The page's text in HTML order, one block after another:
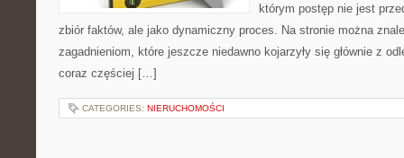
którym postęp nie jest
zbiór faktów, ale jako dynamiczny proces. Na stronie można
zagadnieniom, które jeszcze niedawno kojarzyły się głównie z
coraz częściej […]
CATEGORIES: NIERUCHOMOŚCI